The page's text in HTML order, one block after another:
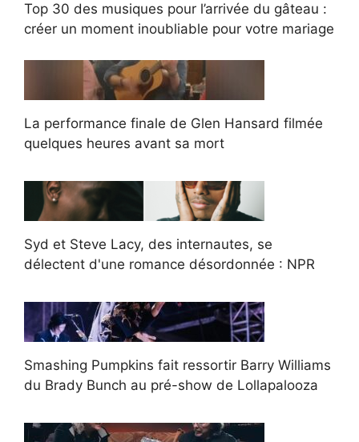
Top 30 des musiques pour l’arrivée du gâteau :
créer un moment inoubliable pour votre mariage
La performance finale de Glen Hansard filmée
quelques heures avant sa mort
Syd et Steve Lacy, des internautes, se
délectent d'une romance désordonnée : NPR
Smashing Pumpkins fait ressortir Barry Williams
du Brady Bunch au pré-show de Lollapalooza